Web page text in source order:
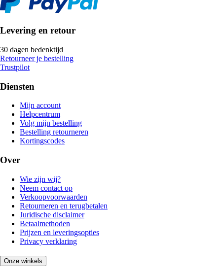
Levering en retour
30 dagen bedenktijd
Retourneer je bestelling
Trustpilot
Diensten
Mijn account
Helpcentrum
Volg mijn bestelling
Bestelling retourneren
Kortingscodes
Over
Wie zijn wij?
Neem contact op
Verkoopvoorwaarden
Retourneren en terugbetalen
Juridische disclaimer
Betaalmethoden
Prijzen en leveringsopties
Privacy verklaring
Onze winkels